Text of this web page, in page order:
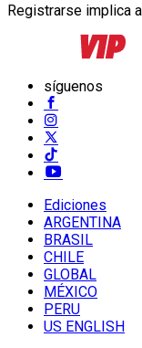
Registrarse implica
síguenos
Ediciones
ARGENTINA
BRASIL
CHILE
GLOBAL
MÉXICO
PERU
US ENGLISH